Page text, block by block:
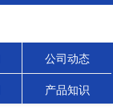
公司动态
产品知识